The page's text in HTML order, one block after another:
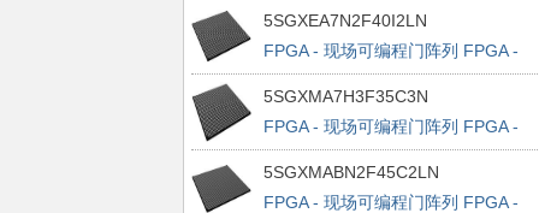
5SGXEA7N2F40I2LN
FPGA - 现场可编程门阵列 FPGA -
Stratix V GX 2560 LABS 600 IOs
5SGXMA7H3F35C3N
FPGA - 现场可编程门阵列 FPGA -
Stratix V GX 2560 LABs 552 IOs
5SGXMABN2F45C2LN
FPGA - 现场可编程门阵列 FPGA -